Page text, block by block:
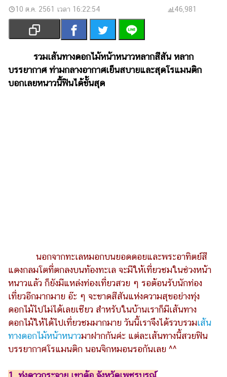
การ
เงิน
การ
บันเทิง
ดูด
วง
ผู้
หญิง
ผู้ชาย
สุขภาพ
ท่อง
10 ต.ค. 2561 เวลา 16:22:54 46,981
รวมเส้นทางดอกไม้หน้าหนาวหลากสีสัน หลาก
บรรยากาศ ท่ามกลางอากาศเย็นสบายและสุดโรแมนติก
บอกเลยหนาวนี้ฟินได้ขั้นสุด
นอกจากทะเลหมอกบนยอดดอยและพระอาทิตย์สี
แดงกลมโตที่ตกลงบนท้องทะเล จะมีให้เที่ยวชมในช่วงหน้า
หนาวแล้ว ก็ยังมีแหล่งท่องเที่ยวสวย ๆ รอต้อนรับนักท่อง
เที่ยวอีกมากมาย อ๊ะ ๆ จะขาดสีสันแห่งความสุขอย่างทุ่ง
ดอกไม้ไปไม่ได้เลยเชียว สำหรับในบ้านเราก็มีเส้นทาง
ดอกไม้ให้ได้ไปเที่ยวชมมากมาย วันนี้เราจึงได้รวบรวมเส้น
ทางดอกไม้หน้าหนาวมาฝากกันค่ะ แต่ละเส้นทางนี้สวยฟิน
บรรยากาศโรแมนติก นอนจิกหมอนรอกันเลย ^^